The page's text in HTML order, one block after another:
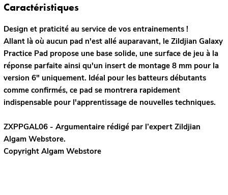
Caractéristiques
Design et praticité au service de vos entrainements !
Allant là où aucun pad n'est allé auparavant, le Zildjian Galaxy
Practice Pad propose une base solide, une surface de jeu à la
réponse parfaite ainsi qu'un insert de montage 8 mm pour la
version 6" uniquement. Idéal pour les batteurs débutants
comme confirmés, ce pad se montrera rapidement
indispensable pour l'apprentissage de nouvelles techniques.
ZXPPGAL06 - Argumentaire rédigé par l’expert Zildjian
Algam Webstore.
Copyright Algam Webstore